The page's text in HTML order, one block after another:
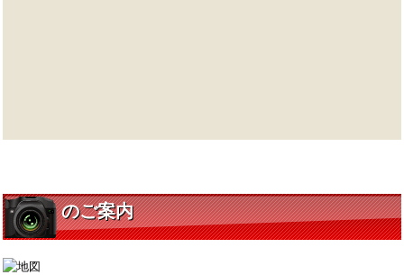
のご案内